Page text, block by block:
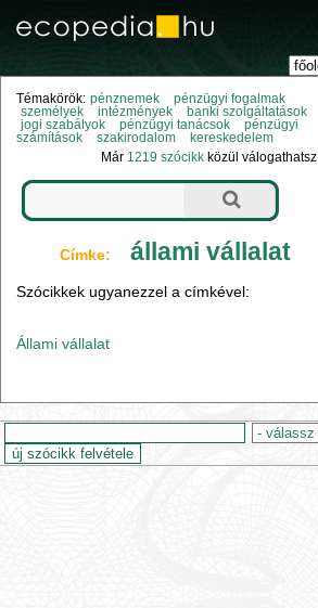
Témakörök: pénznemek
pénzügyi fogalmak
személyek
intézmények
banki szolgáltatások
jogi szabályok
pénzügyi tanácsok
pénzügyi
számítások
szakirodalom
kereskedelem
Már 1219 szócikk közül válogathatsz.
Címke: állami vállalat
Szócikkek ugyanezzel a címkével:
Állami vállalat